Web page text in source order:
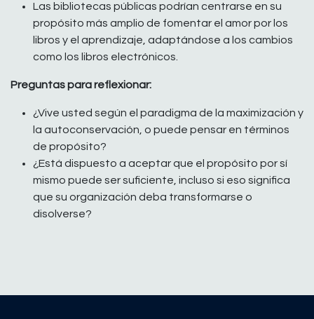
Las bibliotecas públicas podrían centrarse en su
propósito más amplio de fomentar el amor por los
libros y el aprendizaje, adaptándose a los cambios
como los libros electrónicos.
Preguntas para reflexionar:
¿Vive usted según el paradigma de la maximización y
la autoconservación, o puede pensar en términos
de propósito?
¿Está dispuesto a aceptar que el propósito por sí
mismo puede ser suficiente, incluso si eso significa
que su organización deba transformarse o
disolverse?